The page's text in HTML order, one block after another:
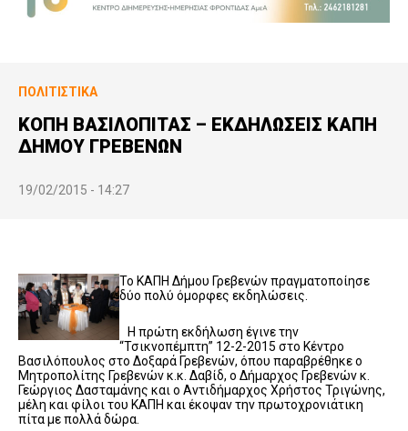
ΠΟΛΙΤΙΣΤΙΚΆ
ΚΟΠΗ ΒΑΣΙΛΟΠΙΤΑΣ – ΕΚΔΗΛΩΣΕΙΣ ΚΑΠΗ
ΔΗΜΟΥ ΓΡΕΒΕΝΩΝ
19/02/2015 - 14:27
Το ΚΑΠΗ Δήμου Γρεβενών πραγματοποίησε
δύο πολύ όμορφες εκδηλώσεις.
Η πρώτη εκδήλωση έγινε την
“Τσικνοπέμπτη” 12-2-2015 στο Κέντρο
Βασιλόπουλος στο Δοξαρά Γρεβενών, όπου παραβρέθηκε ο
Μητροπολίτης Γρεβενών κ.κ. Δαβίδ, ο Δήμαρχος Γρεβενών κ.
Γεώργιος Δασταμάνης και ο Αντιδήμαρχος Χρήστος Τριγώνης,
μέλη και φίλοι του ΚΑΠΗ και έκοψαν την πρωτοχρονιάτικη
πίτα με πολλά δώρα.